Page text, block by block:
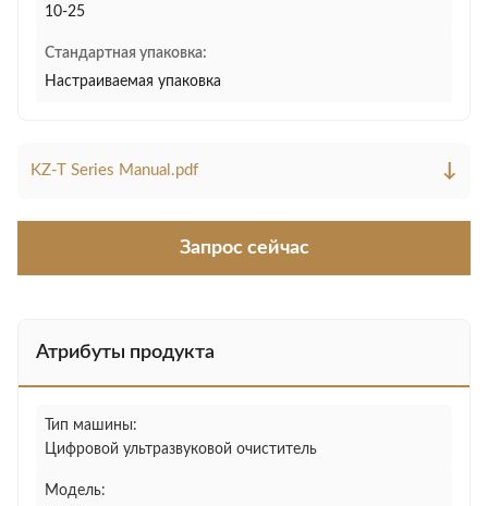
10-25
Стандартная упаковка:
Настраиваемая упаковка
KZ-T Series Manual.pdf ↓
Запрос сейчас
Атрибуты продукта
Тип машины:
Цифровой ультразвуковой очиститель
Модель: